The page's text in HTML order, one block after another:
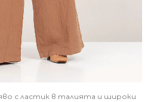
с ластик в талията и широки